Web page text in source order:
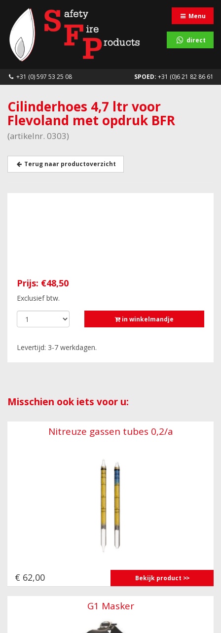
Menu
direct
+31 (0) 597 53 25 08 SPOED: +31 (0)6 21 82 86 61
Cilinderhoes 4,7 ltr voor
Flevoland met opdruk BFR
(artikelnr. 0303)
Terug naar productoverzicht
Prijs: €48,50
Exclusief btw.
in winkelmandje
Levertijd: 3-7 werkdagen.
Misschien ook iets voor u:
Nitreuze gassen tubes 0,2/a
€ 62,00 Bekijk product
G1 Masker